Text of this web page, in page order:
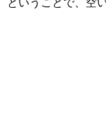
ということで、空